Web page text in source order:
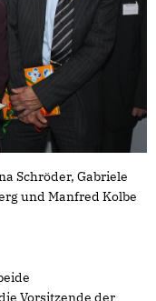
Schröder, Gabriele
und Manfred Kolbe
Vorsitzende der